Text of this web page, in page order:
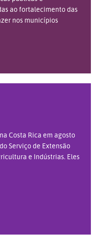
ao fortalecimento das
nos municípios
Costa Rica em agosto
Serviço de Extensão
e Indústrias. Eles